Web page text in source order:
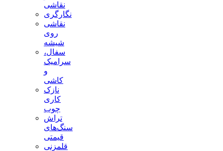
نقاشی
نگارگری
نقاشی
روی
شیشه
سفال،
سرامیک
و
کاشی
نازک
کاری
چوب
تراش
سنگ‌های
قیمتی
قلمزنی